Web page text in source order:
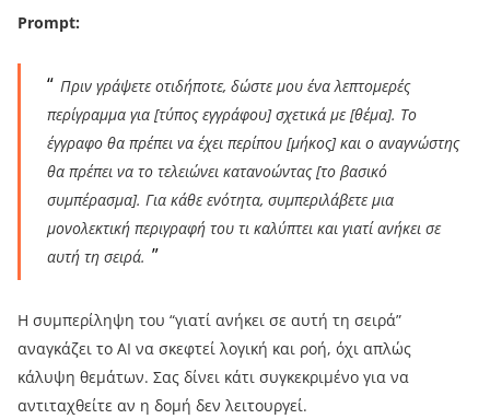
Prompt:
Πριν γράψετε οτιδήποτε, δώστε μου ένα λεπτομερές
περίγραμμα για [τύπος εγγράφου] σχετικά με [θέμα]. Το
έγγραφο θα πρέπει να έχει περίπου [μήκος] και ο αναγνώστης
θα πρέπει να το τελειώνει κατανοώντας [το βασικό
συμπέρασμα]. Για κάθε ενότητα, συμπεριλάβετε μια
μονολεκτική περιγραφή του τι καλύπτει και γιατί ανήκει σε
αυτή τη σειρά.
Η συμπερίληψη του “γιατί ανήκει σε αυτή τη σειρά”
αναγκάζει το AI να σκεφτεί λογική και ροή, όχι απλώς
κάλυψη θεμάτων. Σας δίνει κάτι συγκεκριμένο για να
αντιταχθείτε αν η δομή δεν λειτουργεί.